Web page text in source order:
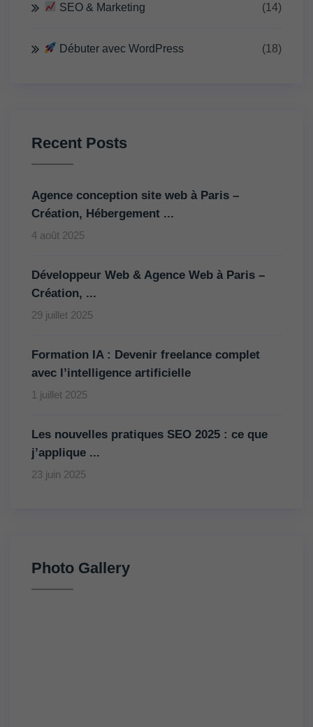
SEO & Marketing (14)
Débuter avec WordPress (18)
Recent Posts
Agence conception site web à Paris –
Création, Hébergement ...
4 août 2025
Développeur Web & Agence Web à Paris –
Création, ...
29 juillet 2025
Formation IA : Devenir freelance complet
avec l’intelligence artificielle
1 juillet 2025
Les nouvelles pratiques SEO 2025 : ce que
j’applique ...
23 juin 2025
Photo Gallery